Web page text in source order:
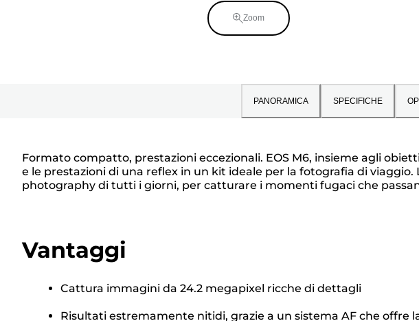
Zoom
PANORAMICA SPECIFICHE
Formato compatto, prestazioni eccezionali. EOS M6, insieme agli
e le prestazioni di una reflex in un kit ideale per la fotografia di
photography di tutti i giorni, per catturare i momenti fugaci che
Vantaggi
Cattura immagini da 24.2 megapixel ricche di dettagli
Risultati estremamente nitidi, grazie a un sistema AF che offre